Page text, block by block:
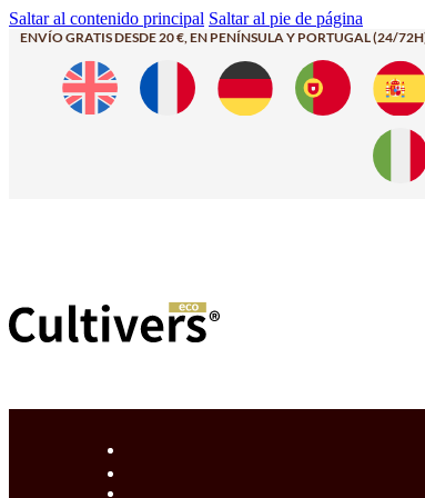
Saltar al contenido principal Saltar al pie de página
ENVÍO GRATIS DESDE 20 €, EN PENÍNSULA Y PORTUGAL (24/